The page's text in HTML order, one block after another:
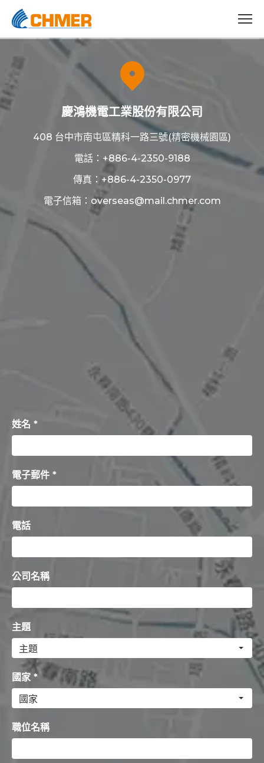
慶鴻機電工業股份有限公司
408 台中市南屯區精科一路三號(精密機械園區)
電話： +886-4-2350-9188
傳真：+886-4-2350-0977
電子信箱： overseas@mail.chmer.com
姓名 *
電子郵件 *
電話
公司名稱
主題
國家 *
職位名稱